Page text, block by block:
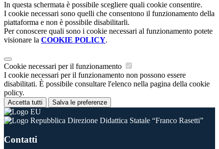
In questa schermata è possibile scegliere quali cookie consentire.
I cookie necessari sono quelli che consentono il funzionamento della
piattaforma e non è possibile disabilitarli.
Per conoscere quali sono i cookie necessari al funzionamento potete
visionare la COOKIE POLICY.
Cookie necessari per il funzionamento
I cookie necessari per il funzionamento non possono essere
disabilitati. È possibile consultare l'elenco nella pagina della cookie
policy.
Accetta tutti Salva le preferenze
Direzione Didattica Statale “Franco Rasetti”
Contatti